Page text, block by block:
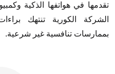
تقدمها في هواتفها الذكية
الشركة الكورية تنتهك
بممارسات تنافسية غير شرعية.